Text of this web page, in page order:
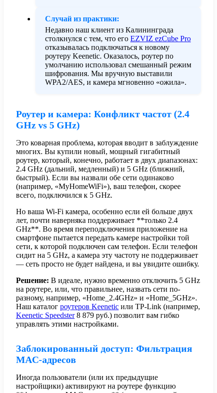
Случай из практики:
Недавно наш клиент из Калининграда
столкнулся с тем, что его EZVIZ ezCube Pro
отказывалась подключаться к новому
роутеру Keenetic. Оказалось, роутер по
умолчанию использовал смешанный режим
шифрования. Мы вручную выставили
WPA2/AES, и камера мгновенно «ожила».
Роутер и камера: Конфликт частот (2.4
GHz vs 5 GHz)
Это коварная проблема, которая вводит в заблуждение
многих. Вы купили новый, мощный гигабитный
роутер, который, конечно, работает в двух диапазонах:
2.4 GHz (дальний, медленный) и 5 GHz (ближний,
быстрый). Если вы назвали обе сети одинаково
(например, «MyHomeWiFi»), ваш телефон, скорее
всего, подключился к 5 GHz.
Но ваша Wi-Fi камера, особенно если ей больше двух
лет, почти наверняка поддерживает **только 2.4
GHz**. Во время переподключения приложение на
смартфоне пытается передать камере настройки той
сети, к которой подключен сам телефон. Если телефон
сидит на 5 GHz, а камера эту частоту не поддерживает
— сеть просто не будет найдена, и вы увидите ошибку.
Решение: В идеале, нужно временно отключить 5 GHz
на роутере, или, что правильнее, назвать сети по-
разному, например, «Home_2.4GHz» и «Home_5GHz».
Наш каталог роутеров Keenetic или TP-Link (например,
Keenetic Speedster 8 879 руб.) позволит вам гибко
управлять этими настройками.
Заблокированный доступ: Фильтрация
MAC-адресов
Иногда пользователи (или их предыдущие
настройщики) активируют на роутере функцию